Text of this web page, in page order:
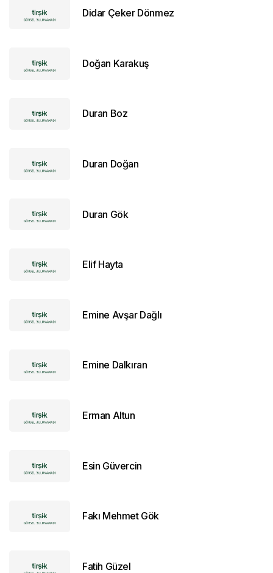
Didar Çeker Dönmez
Doğan Karakuş
Duran Boz
Duran Doğan
Duran Gök
Elif Hayta
Emine Avşar Dağlı
Emine Dalkıran
Erman Altun
Esin Güvercin
Fakı Mehmet Gök
Fatih Güzel